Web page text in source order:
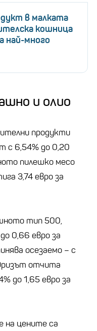
в малката
кошница
най-много
и олио
продукти
с 6,54% до 0,20
пилешко месо
3,74 евро за
тип 500,
0,66 евро за
осезаемо – с
отчита
до 1,65 евро за
на цените са